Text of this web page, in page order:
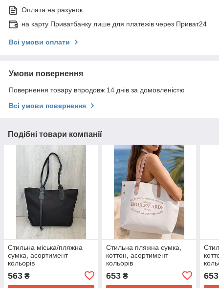
Оплата на рахунок
на карту Приватбанку лише для платежів через Приват24
Всі умови оплати
Умови повернення
Повернення товару впродовж 14 днів за домовленістю
Всі умови повернення
Подібні товари компанії
Стильна міська/пляжна
сумка, асортимент
кольорів
563 ₴
Стильна пляжна сумка,
коттон, асортимент
кольорів
653₴ 653